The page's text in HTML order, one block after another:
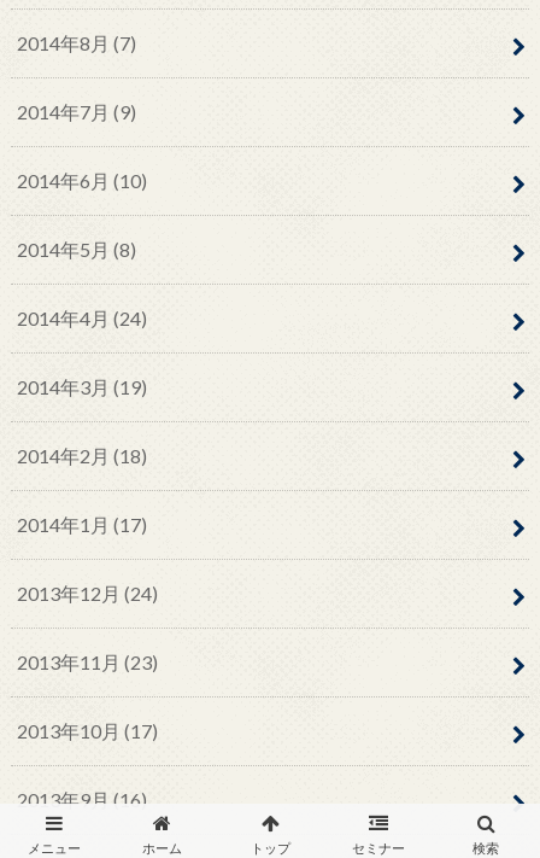
メニュー ホーム トップ セミナー 検索
2014年8月 (7)
2014年7月 (9)
2014年6月 (10)
2014年5月 (8)
2014年4月 (24)
2014年3月 (19)
2014年2月 (18)
2014年1月 (17)
2013年12月 (24)
2013年11月 (23)
2013年10月 (17)
2013年9月 (16)